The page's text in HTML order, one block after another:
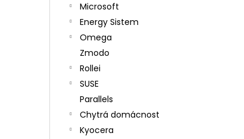
Microsoft
Energy Sistem
Omega
Zmodo
Rollei
SUSE
Parallels
Chytrá domácnost
Kyocera